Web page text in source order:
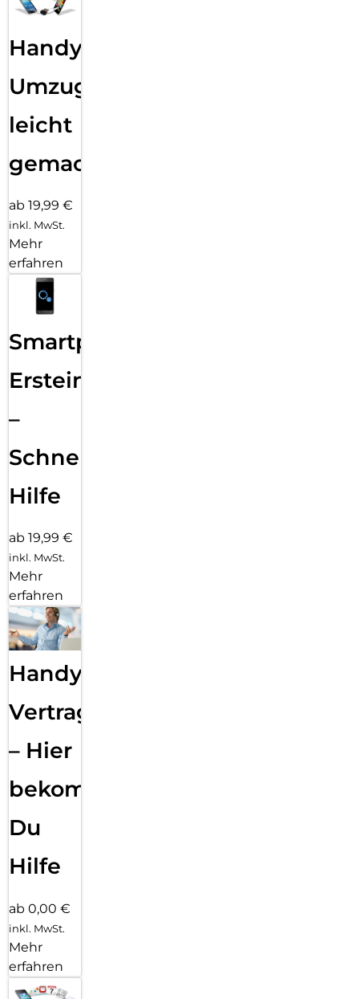
Handy
Umzug
leicht
gemacht!
ab 19,99 €
inkl. MwSt.
Mehr
erfahren
Smartphone
Ersteinrichtung
–
Schnelle
Hilfe
ab 19,99 €
inkl. MwSt.
Mehr
erfahren
Handy
Vertragsabwicklung
– Hier
bekommst
Du
Hilfe
ab 0,00 €
inkl. MwSt.
Mehr
erfahren